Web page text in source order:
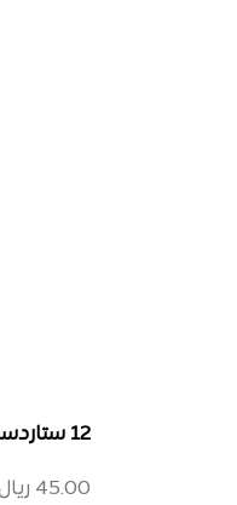
12 ستاردست – بينك جولد
45.00